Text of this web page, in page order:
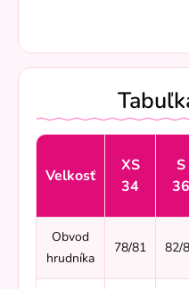
Velkosť
XS
34
S
36
Obvod
hrudníka
78/81 82/